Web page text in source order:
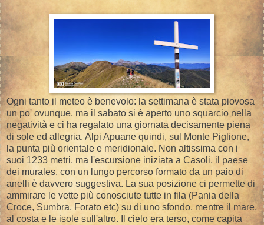
Ogni tanto il meteo è benevolo: la settimana è stata piovosa
un po' ovunque, ma il sabato si è aperto uno squarcio nella
negatività e ci ha regalato una giornata decisamente piena
di sole ed allegria. Alpi Apuane quindi, sul Monte Piglione,
la punta più orientale e meridionale. Non altissima con i
suoi 1233 metri, ma l'escursione iniziata a Casoli, il paese
dei murales, con un lungo percorso formato da un paio di
anelli è davvero suggestiva. La sua posizione ci permette di
ammirare le vette più conosciute tutte in fila (Pania della
Croce, Sumbra, Forato etc) su di uno sfondo, mentre il mare,
al costa e le isole sull'altro. Il cielo era terso, come capita